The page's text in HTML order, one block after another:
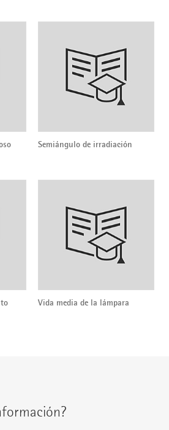
Semiángulo de irradiación
Vida media de la lámpara